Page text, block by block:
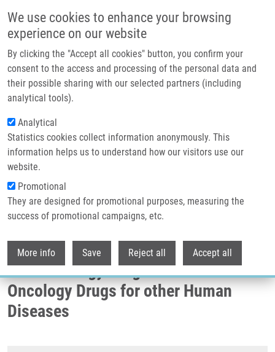
We use cookies to enhance your browsing
experience on our website
By clicking the "Accept all cookies" button, you confirm your
consent to the access and processing of the personal data and
their possible sharing with our selected partners (including
analytical tools).
Analytical
Statistics cookies collect information anonymously. This
information helps us to understand how our visitors use our
website.
Promotional
They are designed for promotional purposes, measuring the
success of promotional campaigns, etc.
More info Save Reject all Accept all
Header image
Drobečková navigace
Domů
New Use Of Old Drugs: Repurposing Of Non-oncology Drugs For Cancer
And Oncology Drugs For Other Human Diseases
New use of Old Drugs: Repurposing of
Non-oncology Drugs for Cancer and
Oncology Drugs for other Human
Diseases